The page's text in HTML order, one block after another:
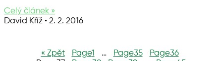
Celý článek »
David Kříž
2. 2. 2016
« Zpět Page1 … Page35 Page36